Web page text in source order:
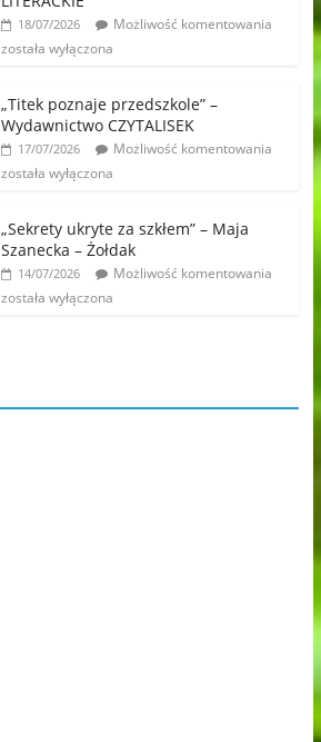
18/07/2026
Możliwość komentowania
została wyłączona
„Titek poznaje przedszkole” –
Wydawnictwo CZYTALISEK
17/07/2026
Możliwość komentowania
została wyłączona
„Sekrety ukryte za szkłem” – Maja
Szanecka – Żołdak
14/07/2026
Możliwość komentowania
została wyłączona